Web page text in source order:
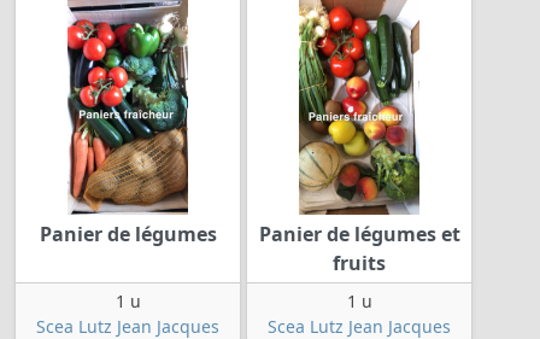
Panier de légumes
1 u
Scea Lutz Jean Jacques
Panier de légumes et
fruits
1 u
Scea Lutz Jean Jacques